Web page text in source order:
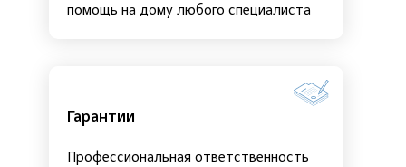
помощь на дому любого специалиста
Гарантии
Профессиональная ответственность